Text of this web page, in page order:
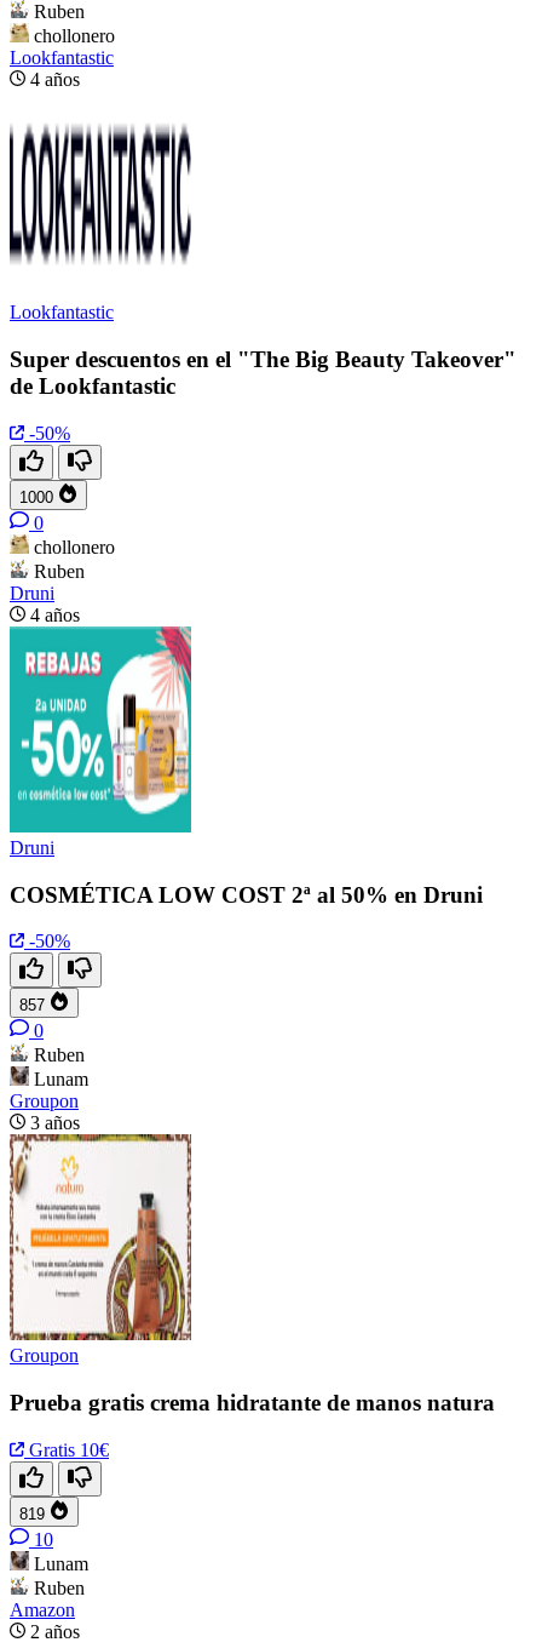
Ruben
chollonero
Lookfantastic
4 años
Lookfantastic
Super descuentos en el "The Big Beauty Takeover"
de Lookfantastic
-50%
1000
0
chollonero
Ruben
Druni
4 años
Druni
COSMÉTICA LOW COST 2ª al 50% en Druni
-50%
857
0
Ruben
Lunam
Groupon
3 años
Groupon
Prueba gratis crema hidratante de manos natura
Gratis 10€
819
10
Lunam
Ruben
Amazon
2 años